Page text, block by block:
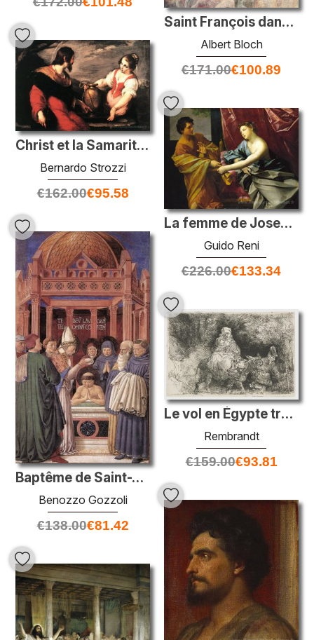
Saint François dans les bois
Albert Bloch
€171.00€100.89
Christ et la Samaritaine
Bernardo Strozzi
€162.00€95.58
La femme de Joseph et Potiphar
Guido Reni
€226.00€133.34
Baptême de Saint-Augustin
Benozzo Gozzoli
€138.00€81.42
Le vol en Égypte traversant un ruisseau
Rembrandt
€159.00€93.81